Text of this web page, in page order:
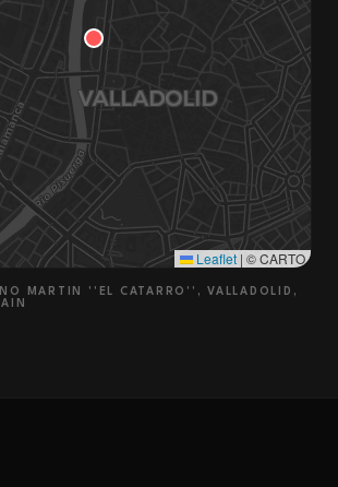
Leaflet | © CARTO
MARTIN ''EL CATARRO'', VALLADOLID,